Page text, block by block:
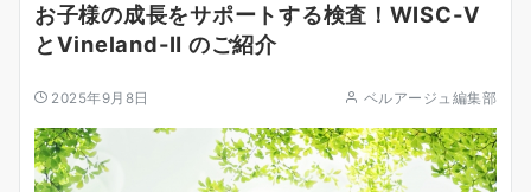
お子様の成長をサポートする検査！WISC-Ⅴ
とVineland-Ⅱ のご紹介
2025年9月8日 ベルアージュ編集部